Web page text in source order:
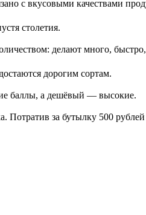
с вкусовыми качествами
столетия.
делают много,
дорогим сортам.
баллы, а дешёвый — высокие.
Потратив за бутылку 500